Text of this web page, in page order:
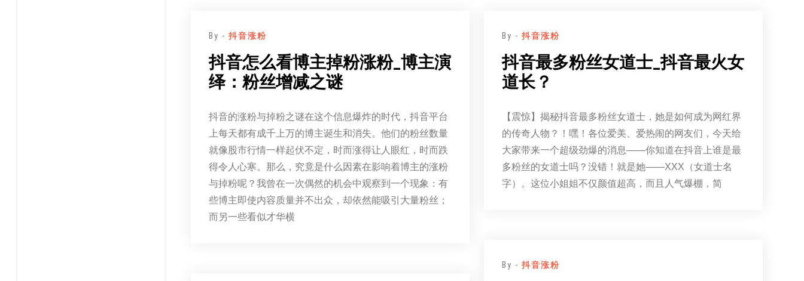
By -抖音涨粉
抖音怎么看博主掉粉涨粉_博主演
绎：粉丝增减之谜
抖音的涨粉与掉粉之谜在这个信息爆炸的时代，抖音平台
上每天都有成千上万的博主诞生和消失。他们的粉丝数量
就像股市行情一样起伏不定，时而涨得让人眼红，时而跌
得令人心寒。那么，究竟是什么因素在影响着博主的涨粉
与掉粉呢？我曾在一次偶然的机会中观察到一个现象：有
些博主即使内容质量并不出众，却依然能吸引大量粉丝；
而另一些看似才华横
By - 抖音涨粉
抖音最多粉丝女道士_抖音最火女
道长？
【震惊】揭秘抖音最多粉丝女道士，她是如何成为网红界
的传奇人物？！嘿！各位爱美、爱热闹的网友们，今天给
大家带来一个超级劲爆的消息——你知道在抖音上谁是最
多粉丝的女道士吗？没错！就是她——XXX（女道士名
字）。这位小姐姐不仅颜值超高，而且人气爆棚，简
By - 抖音涨粉